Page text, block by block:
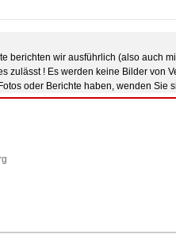
berichten wir ausführlich (also auch
zulässt ! Es werden keine Bilder von
oder Berichte haben, wenden Sie